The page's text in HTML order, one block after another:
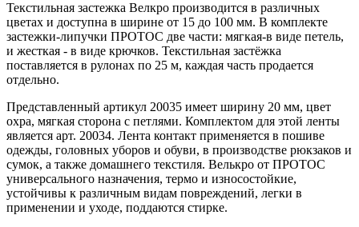
Текстильная застежка Велкро производится в различных
цветах и доступна в ширине от 15 до 100 мм. В комплекте
застежки-липучки ПРОТОС две части: мягкая-в виде петель,
и жесткая - в виде крючков. Текстильная застёжка
поставляется в рулонах по 25 м, каждая часть продается
отдельно.
Представленный артикул 20035 имеет ширину 20 мм, цвет
охра, мягкая сторона с петлями. Комплектом для этой ленты
является арт. 20034. Лента контакт применяется в пошиве
одежды, головных уборов и обуви, в производстве рюкзаков и
сумок, а также домашнего текстиля. Велькро от ПРОТОС
универсального назначения, термо и износостойкие,
устойчивы к различным видам повреждений, легки в
применении и уходе, поддаются стирке.